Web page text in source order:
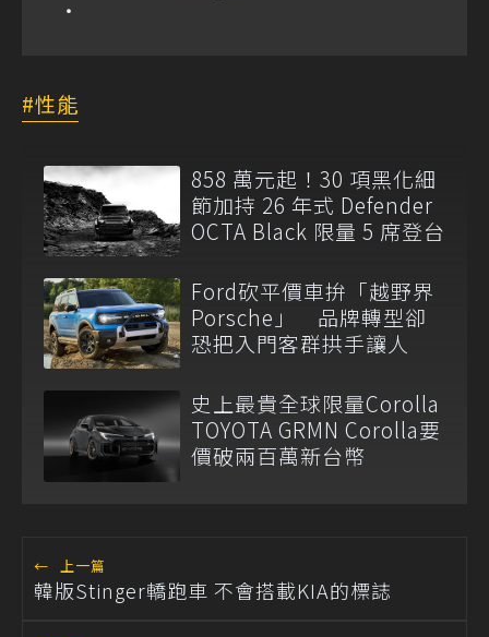
性能
858 萬元起！30 項黑化細
節加持 26 年式 Defender
OCTA Black 限量 5 席登台
Ford砍平價車拚「越野界
Porsche」 品牌轉型卻
恐把入門客群拱手讓人
史上最貴全球限量Corolla
TOYOTA GRMN Corolla要
價破兩百萬新台幣
← 上一篇
韓版Stinger轎跑車 不會搭載KIA的標誌